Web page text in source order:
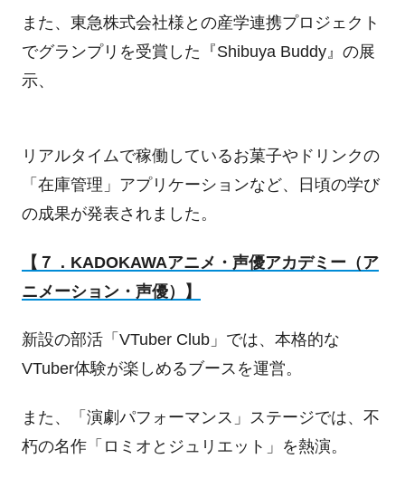
また、東急株式会社様との産学連携プロジェクト
でグランプリを受賞した『Shibuya Buddy』の展
示、
リアルタイムで稼働しているお菓子やドリンクの
「在庫管理」アプリケーションなど、日頃の学び
の成果が発表されました。
【７．KADOKAWAアニメ・声優アカデミー（ア
ニメーション・声優）】
新設の部活「 VTuber Club」では、本格的な
VTuber体験が楽しめるブースを運営。
また、「演劇パフォーマンス」ステージでは、不
朽の名作「ロミオとジュリエット」を熱演。